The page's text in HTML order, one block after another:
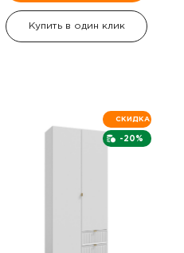
Купить в один клик
-20%
СКИДКА